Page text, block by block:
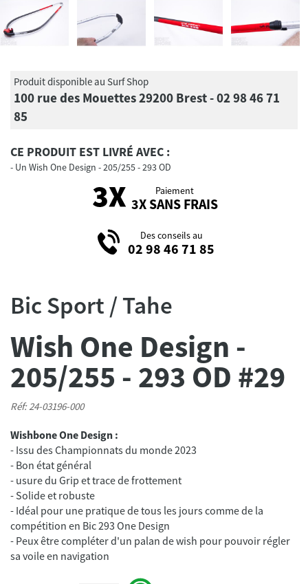
Produit disponible au Surf Shop
100 rue des Mouettes 29200 Brest - 02 98 46 71
85
CE PRODUIT EST LIVRÉ AVEC :
Un Wish One Design - 205/255 - 293 OD
Paiement
3X SANS FRAIS
Des conseils au
02 98 46 71 85
Bic Sport / Tahe
Wish One Design -
205/255 - 293 OD #29
Réf: 24-03196-000
Wishbone One Design :
- Issu des Championnats du monde 2023
- Bon état général
- usure du Grip et trace de frottement
- Solide et robuste
- Idéal pour une pratique de tous les jours comme de la
compétition en Bic 293 One Design
- Peux être compléter d'un palan de wish pour pouvoir régler
sa voile en navigation